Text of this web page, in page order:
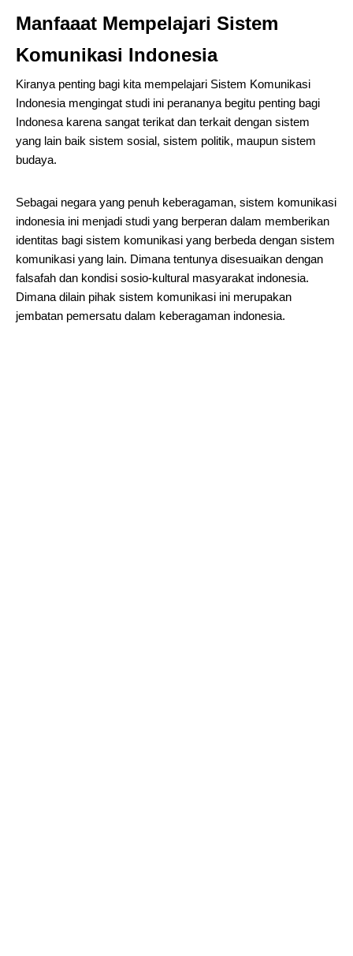
Manfaaat Mempelajari Sistem
Komunikasi Indonesia
Kiranya penting bagi kita mempelajari Sistem Komunikasi
Indonesia mengingat studi ini perananya begitu penting bagi
Indonesa karena sangat terikat dan terkait dengan sistem
yang lain baik sistem sosial, sistem politik, maupun sistem
budaya.
Sebagai negara yang penuh keberagaman, sistem komunikasi
indonesia ini menjadi studi yang berperan dalam memberikan
identitas bagi sistem komunikasi yang berbeda dengan sistem
komunikasi yang lain. Dimana tentunya disesuaikan dengan
falsafah dan kondisi sosio-kultural masyarakat indonesia.
Dimana dilain pihak sistem komunikasi ini merupakan
jembatan pemersatu dalam keberagaman indonesia.